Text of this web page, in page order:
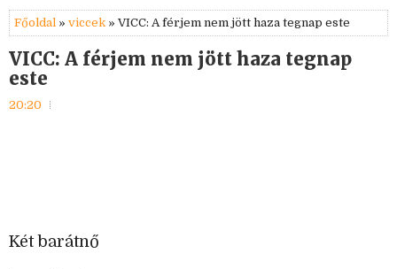
Főoldal » viccek » VICC: A férjem nem jött haza tegnap este
VICC: A férjem nem jött haza tegnap
este
20:20
Két barátnő